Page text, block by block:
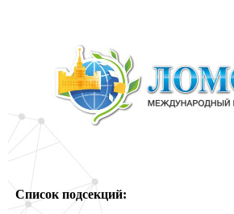
Список подсекций: